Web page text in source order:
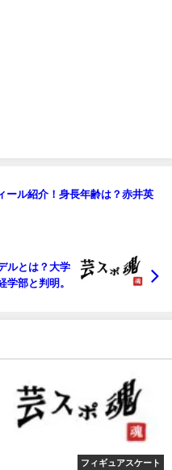
ール紹介！身長年齢は？赤井英
ルとは？大学
学部と判明。
フィギュアスケート